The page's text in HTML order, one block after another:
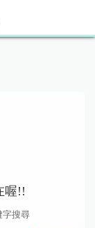
喔!!
字搜尋